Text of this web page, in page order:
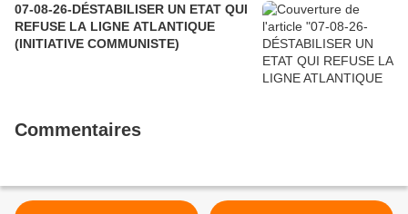
07-08-26-DÉSTABILISER UN ETAT QUI
REFUSE LA LIGNE ATLANTIQUE
(INITIATIVE COMMUNISTE)
Commentaires